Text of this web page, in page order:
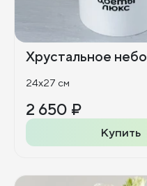
Хрустальное небо
24x27 см
2 650 ₽
Купить